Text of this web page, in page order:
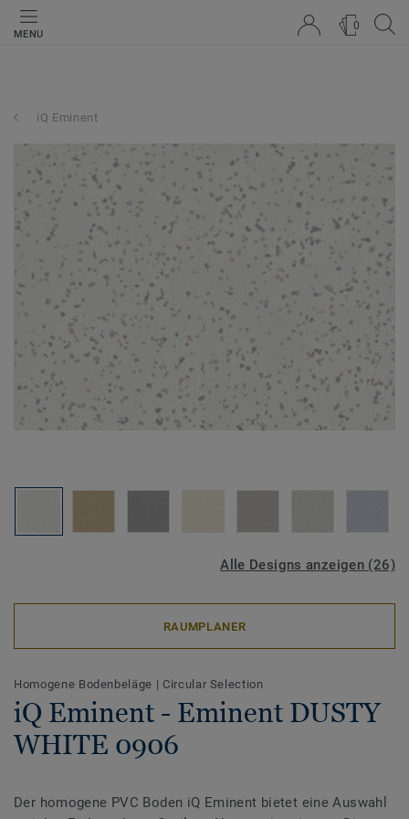
MENU
0
iQ Eminent
Alle Designs anzeigen (26)
RAUMPLANER
Homogene Bodenbeläge | Circular Selection
iQ Eminent - Eminent DUSTY
WHITE 0906
Der homogene PVC Boden iQ Eminent bietet eine Auswahl